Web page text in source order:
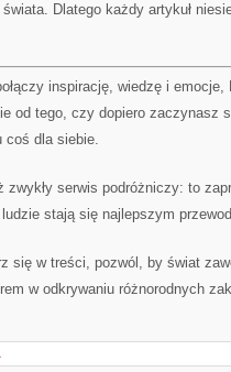
Dlatego każdy artykuł
inspirację, wiedzę i emocje,
od tego, czy dopiero zaczynasz
coś dla siebie.
zwykły serwis podróżniczy: to
stają się najlepszym
się w treści, pozwól, by świat
w odkrywaniu różnorodnych